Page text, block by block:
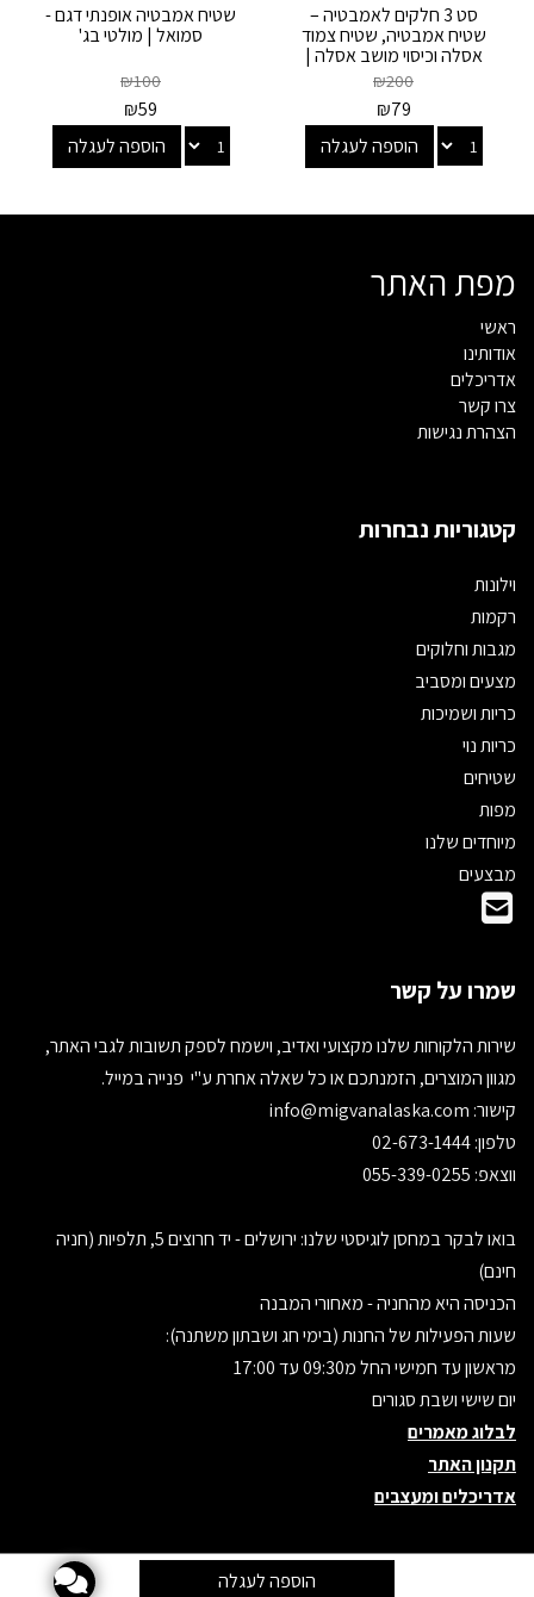
סט 3 חלקים לאמבטיה –
שטיח אמבטיה, שטיח צמוד
אסלה וכיסוי מושב אסלה |
אואזיס Oasis... ₪200
₪79
הוספה לעגלה
שטיח אמבטיה אופנתי דגם -
סמואל | מולטי בג'
₪100
₪59
הוספה לעגלה
מפת האתר
ראשי
אודותינו
אדריכלים
צרו קשר
הצהרת נגישות
קטגוריות נבחרות
וילונות
רקמות
מגבות וחלוקים
מצעים ומסביב
כריות ושמיכות
כריות נוי
שטיחים
מפות
מיוחדים שלנו
מבצעים
שמרו על קשר
שירות הלקוחות שלנו מקצועי ואדיב, וישמח לספק תשובות לגבי האתר,
מגוון המוצרים, הזמנתכם או כל שאלה אחרת ע"י פנייה במייל.
קישור:
טלפון: 02-673-1444
ווצאפ: 055-339-0255
בואו לבקר במחסן לוגיסטי שלנו: ירושלים - יד חרוצים 5, תלפיות (חניה
חינם)
הכניסה היא מהחניה - מאחורי המבנה
שעות הפעילות של החנות (בימי חג ושבתון משתנה):
מראשון עד חמישי החל מ09:30 עד 17:00
יום שישי ושבת סגורים
לבלוג מאמרים
תקנון האתר
אדריכלים ומעצבים